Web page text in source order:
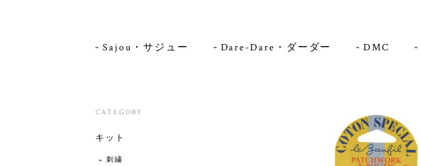
Sajou・サジュー Dare-Dare・ダーダー DMC
CATEGORY
キット
刺繍